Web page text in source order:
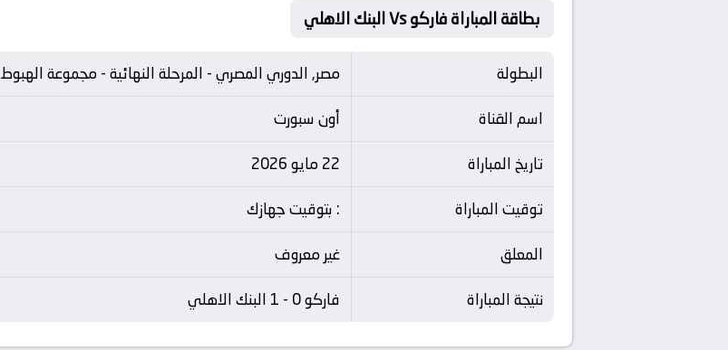
بطاقة المباراة فاركو Vs البنك الاهلي
البطولة
مصر, الدوري المصري - المرحلة النهائية - مجموعة الهبوط
اسم القناة
أون سبورت
تاريخ المباراة
22 مايو 2026
توقيت المباراة
: بتوقيت جهازك
المعلق
غير معروف
نتيجة المباراة
فاركو 0 - 1 البنك الاهلي